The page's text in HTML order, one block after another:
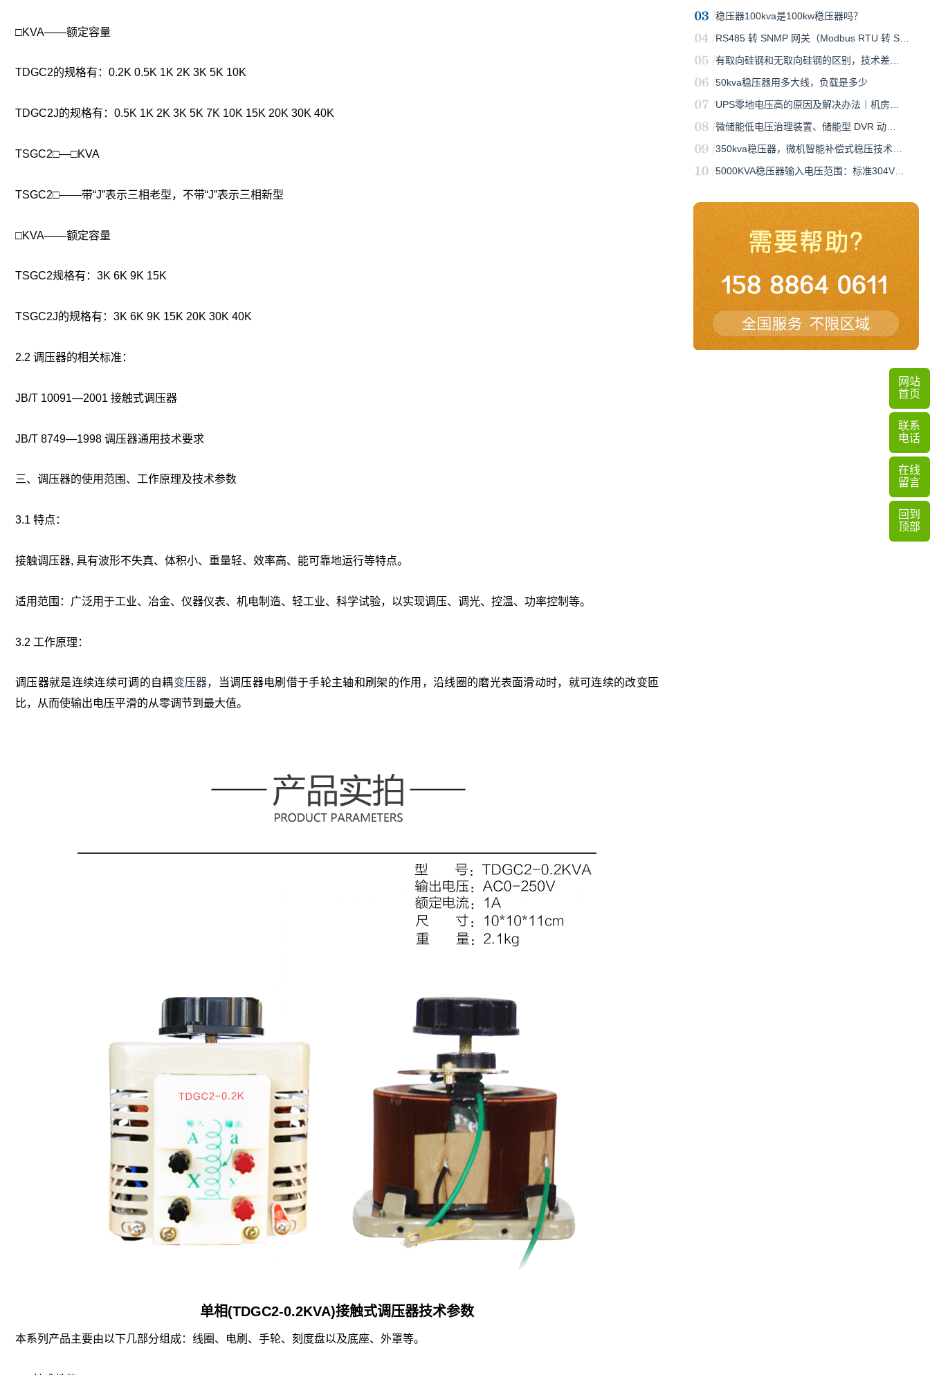
稳压器100kva是100kw稳压器吗？
RS485 转 SNMP 网关（Modbus RTU 转 S…
有取向硅钢和无取向硅钢的区别，技术差…
50kva稳压器用多大线，负载是多少
UPS零地电压高的原因及解决办法｜机房…
微储能低电压治理装置、储能型 DVR 动…
350kva稳压器，微机智能补偿式稳压技术…
5000KVA稳压器输入电压范围：标准304V…
□KVA——额定容量
TDGC2的规格有：0.2K 0.5K 1K 2K 3K 5K 10K
TDGC2J的规格有：0.5K 1K 2K 3K 5K 7K 10K 15K 20K 30K 40K
TSGC2□—□KVA
TSGC2□——带“J”表示三相老型，不带“J”表示三相新型
□KVA——额定容量
TSGC2规格有：3K 6K 9K 15K
TSGC2J的规格有：3K 6K 9K 15K 20K 30K 40K
2.2 调压器的相关标准：
JB/T 10091—2001 接触式调压器
JB/T 8749—1998 调压器通用技术要求
三、调压器的使用范围、工作原理及技术参数
3.1 特点：
接触调压器, 具有波形不失真、体积小、重量轻、效率高、能可靠地运行等特点。
适用范围：广泛用于工业、冶金、仪器仪表、机电制造、轻工业、科学试验，以实现调压、调光、控温、功率控制等。
3.2 工作原理：
调压器就是连续连续可调的自耦变压器，当调压器电刷借于手轮主轴和刷架的作用，沿线圈的磨光表面滑动时，就可连续的改变匝
比，从而使输出电压平滑的从零调节到最大值。
单相(TDGC2-0.2KVA)接触式调压器技术参数
本系列产品主要由以下几部分组成：线圈、电刷、手轮、刻度盘以及底座、外罩等。
网站
首页
联系
电话
在线
留言
回到
顶部